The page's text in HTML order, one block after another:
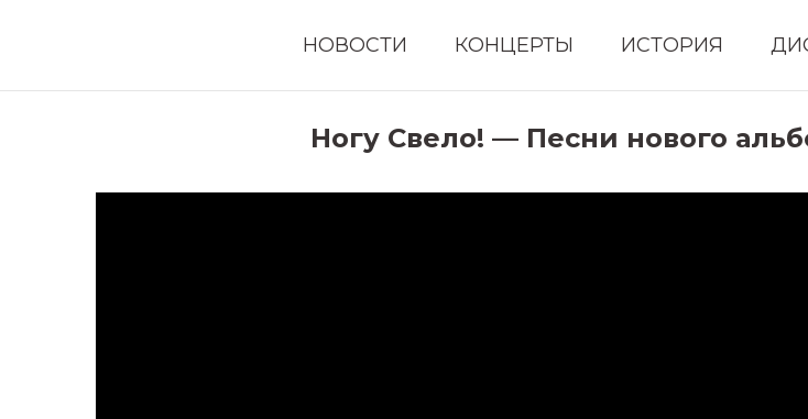
НОВОСТИ КОНЦЕРТЫ ИСТОРИЯ
Ногу Свело! — Песни нового